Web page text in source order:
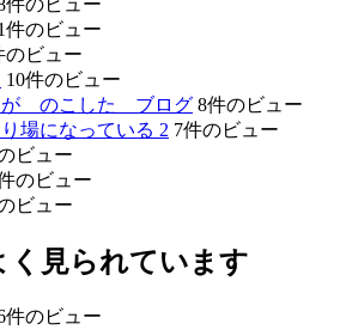
件のビュー
件のビュー
のビュー
10件のビュー
が のこした ブログ 8件のビュー
場になっている 2 7件のビュー
ビュー
のビュー
ビュー
く見られています
件のビュー